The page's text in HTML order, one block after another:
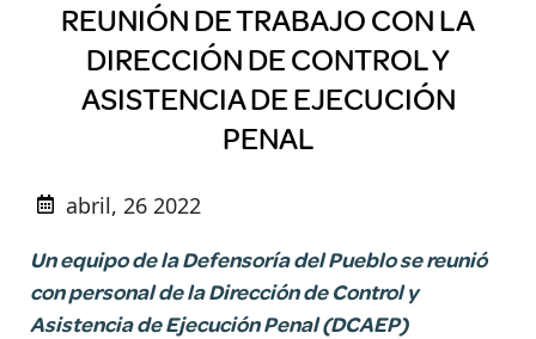
REUNIÓN DE TRABAJO CON LA
DIRECCIÓN DE CONTROL Y
ASISTENCIA DE EJECUCIÓN
PENAL
abril, 26 2022
Un equipo de la Defensoría del Pueblo se reunió
con personal de la Dirección de Control y
Asistencia de Ejecución Penal (DCAEP)